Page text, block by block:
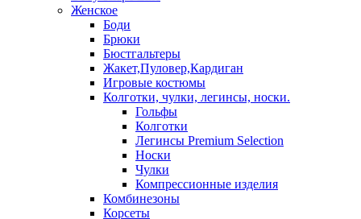
Женское
Боди
Брюки
Бюстгальтеры
Жакет,Пуловер,Кардиган
Игровые костюмы
Колготки, чулки, легинсы, носки.
Гольфы
Колготки
Легинсы Premium Selection
Носки
Чулки
Компрессионные изделия
Комбинезоны
Корсеты